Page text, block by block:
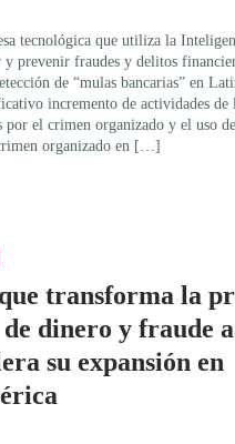
tecnológica que utiliza la
y prevenir fraudes y delitos
de “mulas bancarias” en
incremento de actividades de
por el crimen organizado y el uso
organizado en […]
transforma la
de dinero y fraude
su expansión en